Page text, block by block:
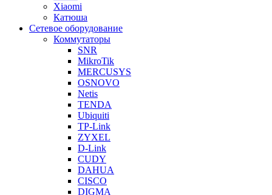
Xiaomi
Катюша
Сетевое оборудование
Коммутаторы
SNR
MikroTik
MERCUSYS
OSNOVO
Netis
TENDA
Ubiquiti
TP-Link
ZYXEL
D-Link
CUDY
DAHUA
CISCO
DIGMA